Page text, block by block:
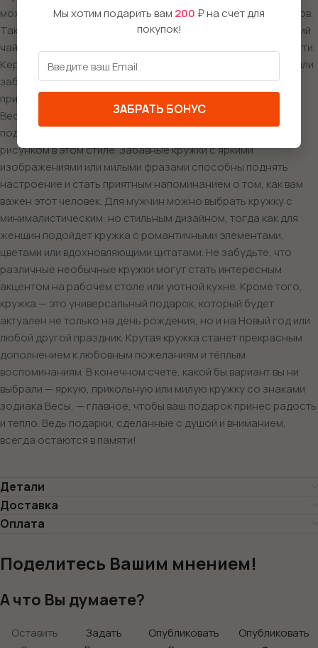
может стать кружка со стилизованным изображением весов.
Такая кружка не только украсит утренний кофе или вечерний
чай, но и станет символом их зодиакальной принадлежности.
Керамическая кружка, обладающая интересным принтом или
забавной фразой, сделает каждый глоток напитка более
приятным. Если ваш близкий человек, рожденный в период
Весов, является поклонником аниме, то не упустите шанс
подарить ему кружку с аниме героями или эффектным
рисунком в этом стиле. Забавные кружки с яркими
изображениями или милыми фразами способны поднять
настроение и стать приятным напоминанием о том, как вам
важен этот человек. Для мужчин можно выбрать кружку с
минималистическим, но стильным дизайном, тогда как для
женщин подойдет кружка с романтичными элементами,
цветами или вдохновляющими цитатами. Не забудьте, что
различные необычные кружки могут стать интересным
акцентом на рабочем столе или уютной кухне. Кроме того,
кружка — это универсальный подарок, который будет
актуален не только на день рождения, но и на Новый год или
любой другой праздник. Крутая кружка станет прекрасным
дополнением к любовным пожеланиям и тёплым
воспоминаниям. В конечном счете, какой бы вариант вы ни
выбрали — яркую, прикольную или милую кружку со знаками
зодиака Весы, — главное, чтобы ваш подарок принес радость
и тепло. Ведь подарки, сделанные с душой и вниманием,
всегда остаются в памяти!
Детали
Доставка
Оплата
Поделитесь Вашим мнением!
А что Вы думаете?
Оставить
Задать
Опубликовать
Опубликовать
Мы хотим подарить вам 200 ₽ на счет для
покупок!
ЗАБРАТЬ БОНУС